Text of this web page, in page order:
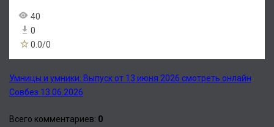
40
0
0.0/0
Умницы и умники. Выпуск от 13 июня 2026 смотреть онлайн
Совбез 13.06.2026
Всего комментариев: 0